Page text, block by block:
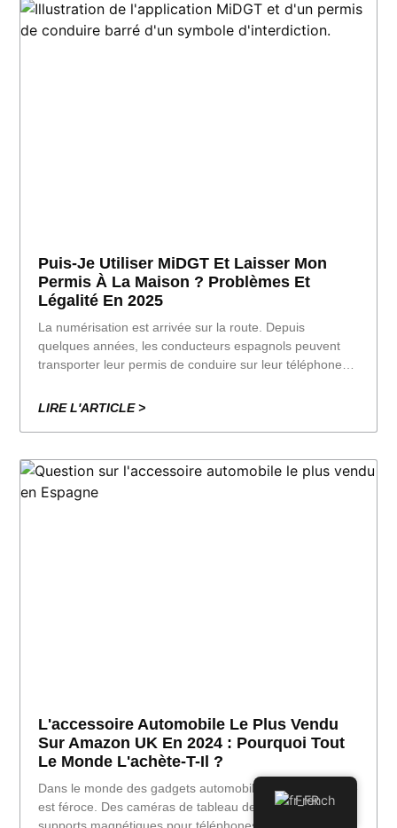
Puis-Je Utiliser MiDGT Et Laisser Mon
Permis À La Maison ? Problèmes Et
Légalité En 2025
La numérisation est arrivée sur la route. Depuis
quelques années, les conducteurs espagnols peuvent
transporter leur permis de conduire sur leur téléphone
la Direction générale du trafic. Mais il y a
LIRE L'ARTICLE >
L'accessoire Automobile Le Plus Vendu
Sur Amazon UK En 2024 : Pourquoi Tout
Le Monde L'achète-T-Il ?
Dans le monde des gadgets automobiles, la concurrence
est féroce. Des caméras de tableau de bord auxFrench